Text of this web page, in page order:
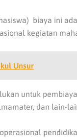
biaya ini
kegiatan
Unsur
untuk
dan lain-